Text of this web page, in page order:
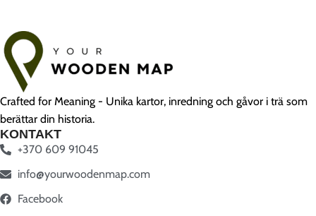
Crafted for Meaning - Unika kartor, inredning och gåvor i trä som
berättar din historia.
KONTAKT
+370 609 91045
info@yourwoodenmap.com
Facebook